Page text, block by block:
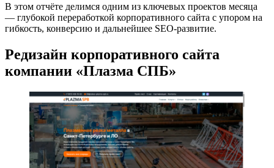
В этом отчёте делимся одним из ключевых проектов месяца
— глубокой переработкой корпоративного сайта с упором на
гибкость, конверсию и дальнейшее SEO-развитие.
Редизайн корпоративного сайта
компании «Плазма СПБ»